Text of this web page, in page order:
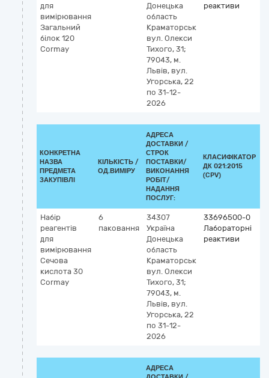
для
вимірювання
Загальний
білок 120
Cormay
Донецька
область
Краматорськ
вул. Олекси
Тихого, 31;
79043, м.
Львів, вул.
Угорська, 22
по 31-12-
2026
реактиви
КОНКРЕТНА
НАЗВА
ПРЕДМЕТА
ЗАКУПІВЛІ
КІЛЬКІСТЬ /
ОД.ВИМІРУ
АДРЕСА
ДОСТАВКИ /
СТРОК
ПОСТАВКИ/
ВИКОНАННЯ
РОБІТ/
НАДАННЯ
ПОСЛУГ:
КЛАСИФІКАТОР
ДК 021:2015
(CPV)
Набір
реагентів
для
вимірювання
Сечова
кислота 30
Cormay
6
паковання
34307
Україна
Донецька
область
Краматорськ
вул. Олекси
Тихого, 31;
79043, м.
Львів, вул.
Угорська, 22
по 31-12-
2026
33696500-0
Лабораторні
реактиви
АДРЕСА